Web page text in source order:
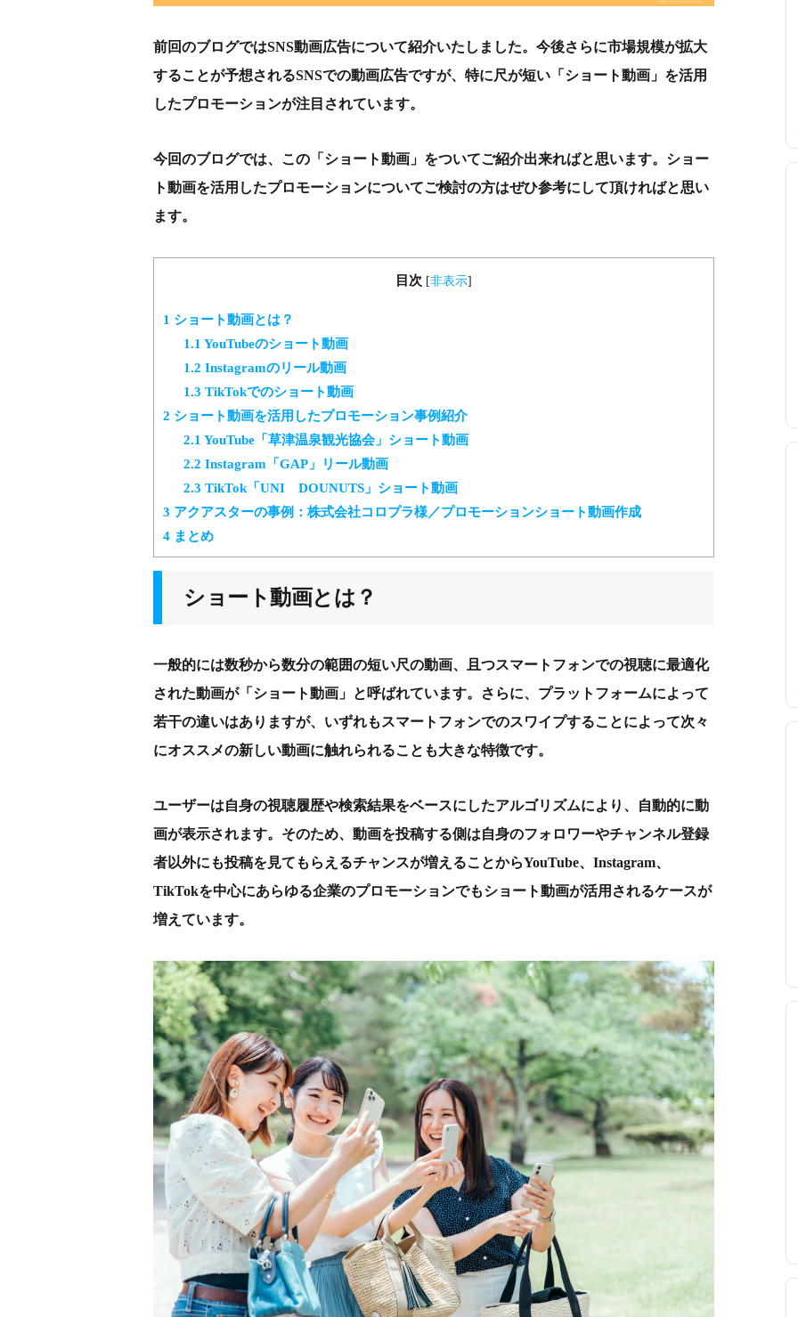
前回のブログではSNS動画広告について紹介いたしました。今後さらに市場規模が拡大
することが予想されるSNSでの動画広告ですが、特に尺が短い「ショート動画」を活用
したプロモーションが注目されています。
今回のブログでは、この「ショート動画」をついてご紹介出来ればと思います。ショー
ト動画を活用したプロモーションについてご検討の方はぜひ参考にして頂ければと思い
ます。
目次 [非表示]
1 ショート動画とは？
1.1 YouTubeのショート動画
1.2 Instagramのリール動画
1.3 TikTokでのショート動画
2 ショート動画を活用したプロモーション事例紹介
2.1 YouTube「草津温泉観光協会」ショート動画
2.2 Instagram「GAP」リール動画
2.3 TikTok「UNI DOUNUTS」ショート動画
3 アクアスターの事例：株式会社コロプラ様／プロモーションショート動画作成
4 まとめ
ショート動画とは？
一般的には数秒から数分の範囲の短い尺の動画、且つスマートフォンでの視聴に最適化
された動画が「ショート動画」と呼ばれています。さらに、プラットフォームによって
若干の違いはありますが、いずれもスマートフォンでのスワイプすることによって次々
にオススメの新しい動画に触れられることも大きな特徴です。
ユーザーは自身の視聴履歴や検索結果をベースにしたアルゴリズムにより、自動的に動
画が表示されます。そのため、動画を投稿する側は自身のフォロワーやチャンネル登録
者以外にも投稿を見てもらえるチャンスが増えることからYouTube、Instagram、
TikTokを中心にあらゆる企業のプロモーションでもショート動画が活用されるケースが
増えています。